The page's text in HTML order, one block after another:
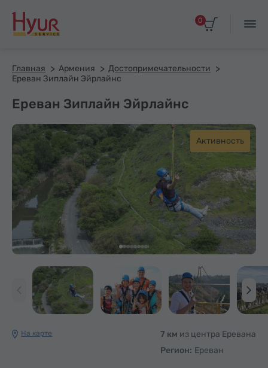
0
Главная Армения
Достопримечательности
Ереван Зиплайн Эйрлайнс
Ереван Зиплайн Эйрлайнс
Активность
На карте 7 км из центра Еревана
Регион: Ереван